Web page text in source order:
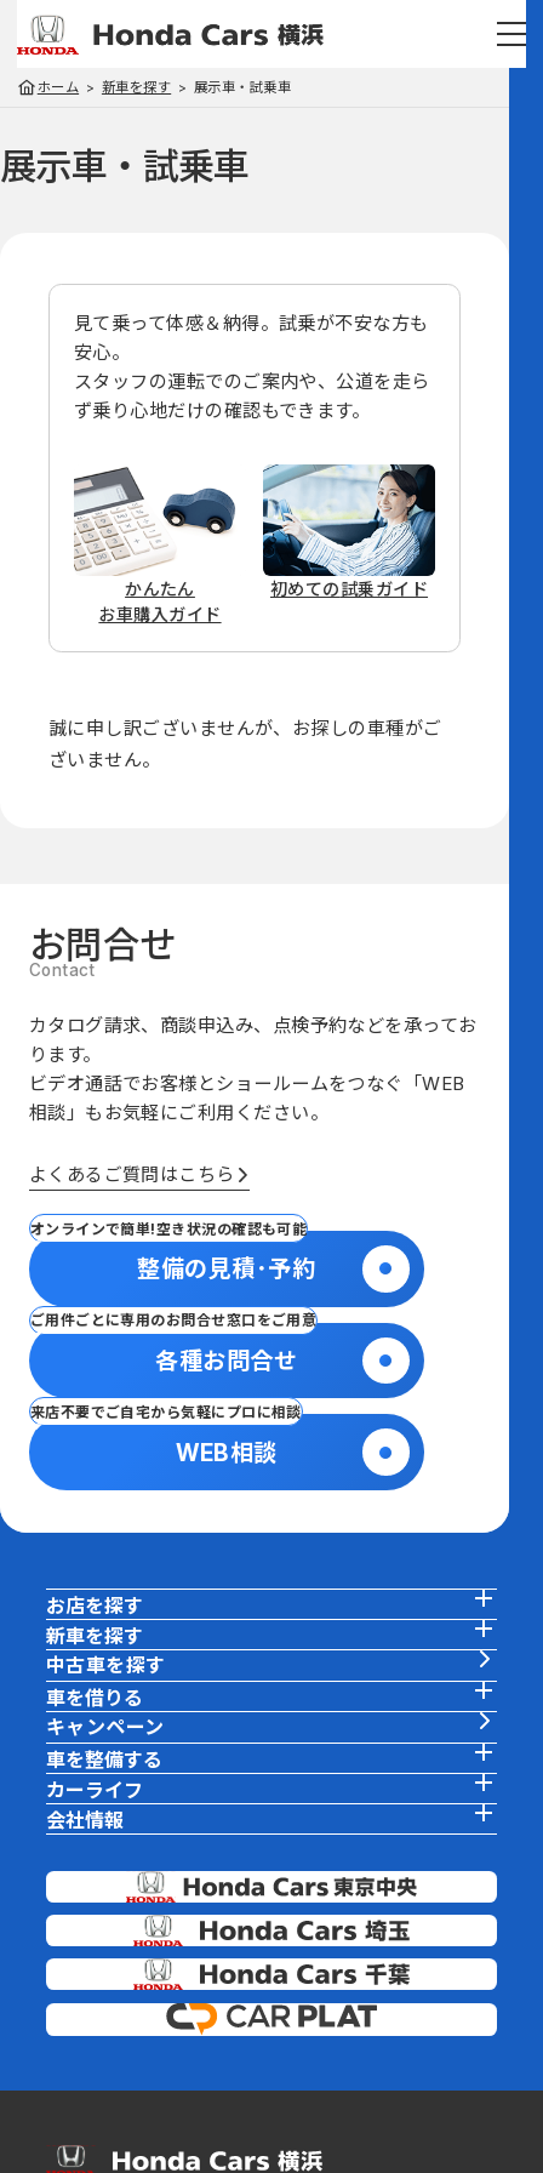
ホーム 新車を探す 展示車・試乗車
展示車・試乗車
見て乗って体感＆納得。試乗が不安な方も
安心。
スタッフの運転でのご案内や、 公道を走ら
ず乗り心地だけの確認もできます。
かんたん
お車購入ガイド
初めての試乗ガイド
誠に申し訳ございませんが、
お探しの車種がご
ざいません。
お問合せ
カタログ請求、商談申込み、点検予約などを承ってお
ります。
ビデオ通話でお客様とショールームをつなぐ
「WEB
相談」も お気軽にご利用ください。
よくあるご質問はこちら
オンラインで簡単!空き状況の確認も可能
整備の見積･予約
ご用件ごとに専用のお問合せ窓口をご用意
各種お問合せ
来店不要でご自宅から気軽にプロに相談
WEB相談
お店を探す
新車を探す
中古車を探す
車を借りる
キャンペーン
車を整備する
カーライフ
会社情報